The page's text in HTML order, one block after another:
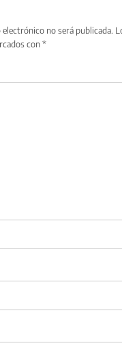
no será publicada.
con*